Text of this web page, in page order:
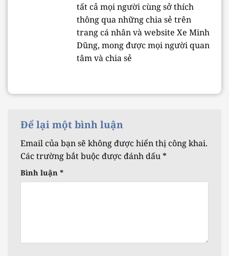
tất cả mọi người cùng sở thích
thông qua những chia sẻ trên
trang cá nhân và website Xe Minh
Dũng, mong được mọi người quan
tâm và chia sẻ
Để lại một bình luận
Email của bạn sẽ không được hiển thị công khai.
Các trường bắt buộc được đánh dấu*
Bình luận *